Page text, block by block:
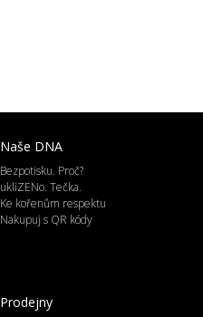
Naše DNA
Bezpotisku. Proč?
ukliZENo. Tečka.
Ke kořenům respektu
Nakupuj s QR kódy
Prodejny